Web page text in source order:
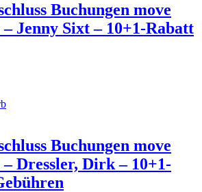
Buchungen move
Jenny Sixt – 10+1-Rabatt
Buchungen move
Dressler, Dirk – 10+1-